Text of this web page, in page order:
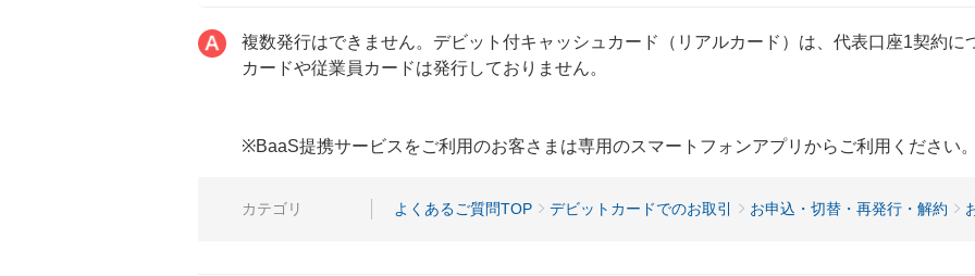
複数発行はできません。デビット付キャッシュカード（リアルカード）は、代表口座1契約
カードや従業員カードは発行しておりません。
※BaaS提携サービスをご利用のお客さまは専用のスマートフォンアプリからご利用ください。
カテゴリ よくあるご質問TOP デビットカードでのお取引 お申込・切替・再発行・解約